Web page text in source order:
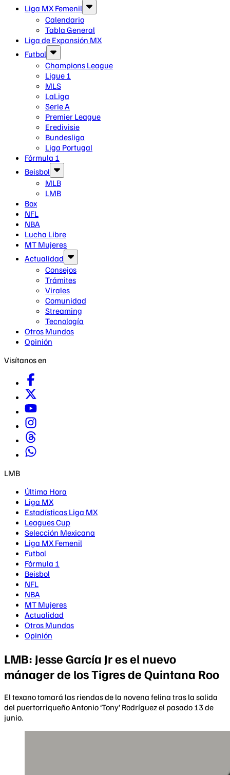
Liga MX Femenil
Calendario
Tabla General
Liga de Expansión MX
Futbol
Champions League
Ligue 1
MLS
LaLiga
Serie A
Premier League
Eredivisie
Bundesliga
Liga Portugal
Fórmula 1
Beisbol
MLB
LMB
Box
NFL
NBA
Lucha Libre
MT Mujeres
Actualidad
Consejos
Trámites
Virales
Comunidad
Streaming
Tecnología
Otros Mundos
Opinión
Visítanos en
LMB
Última Hora
Liga MX
Estadísticas Liga MX
Leagues Cup
Selección Mexicana
Liga MX Femenil
Futbol
Fórmula 1
Beisbol
NFL
NBA
MT Mujeres
Actualidad
Otros Mundos
Opinión
LMB: Jesse García Jr es el nuevo
mánager de los Tigres de Quintana Roo
El texano tomará las riendas de la novena felina tras la salida
del puertorriqueño Antonio ‘Tony’ Rodríguez el pasado 13 de
junio.